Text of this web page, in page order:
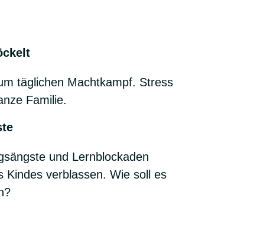
täglichen Machtkampf. Stress
Familie.
und Lernblockaden
Kindes verblassen. Wie soll es